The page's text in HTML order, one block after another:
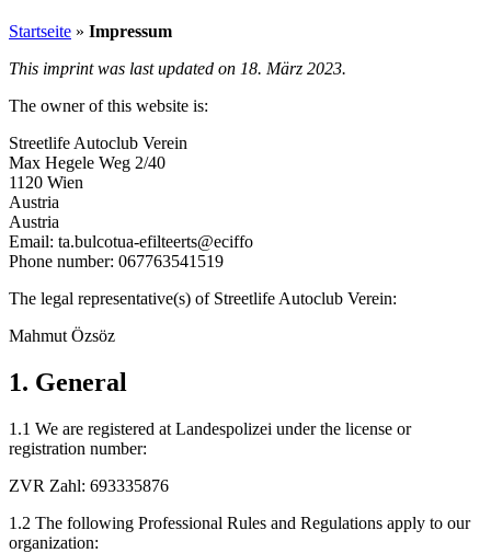
Startseite » Impressum
This imprint was last updated on 18. März 2023.
The owner of this website is:
Streetlife Autoclub Verein
Max Hegele Weg 2/40
1120 Wien
Austria
Austria
Email: ta.bulcotua-efilteerts@eciffo
Phone number: 067763541519
The legal representative(s) of Streetlife Autoclub Verein:
Mahmut Özsöz
1. General
1.1 We are registered at Landespolizei under the license or
registration number:
ZVR Zahl: 693335876
1.2 The following Professional Rules and Regulations apply to our
organization: